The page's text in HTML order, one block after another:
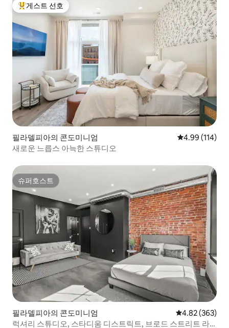
상위 게스트 선호
게스트 선호
필라델피아의 콘도미니엄 평점 4.99점(5
4.99 (114)
새로운 느릅스 아늑한 스튜디오
슈퍼호스트
슈퍼호스트
필라델피아의 콘도미니엄 평점 4.82점(5
4.82 (363)
럭셔리 스튜디오, 스타디움 디스트릭트, 브로드 스트리트 라